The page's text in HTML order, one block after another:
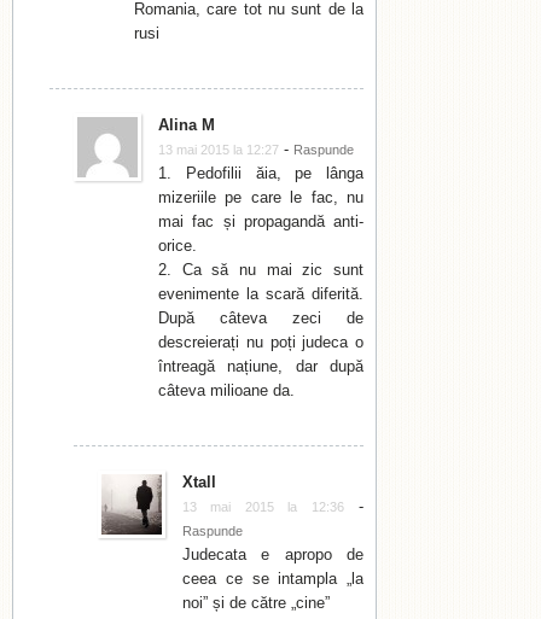
Romania, care tot nu sunt de la
rusi
Alina M
13 mai 2015 la 12:27 - Raspunde
1. Pedofilii ăia, pe lânga
mizeriile pe care le fac, nu
mai fac și propagandă anti-
orice.
2. Ca să nu mai zic sunt
evenimente la scară diferită.
După câteva zeci de
descreierați nu poți judeca o
întreagă națiune, dar după
câteva milioane da.
Xtall
13 mai 2015 la 12:36-
Raspunde
Judecata e apropo de
ceea ce se intampla „la
noi” și de către „cine”